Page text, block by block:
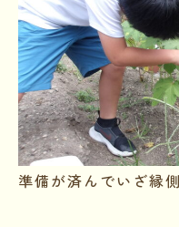
準備が済んでいざ縁